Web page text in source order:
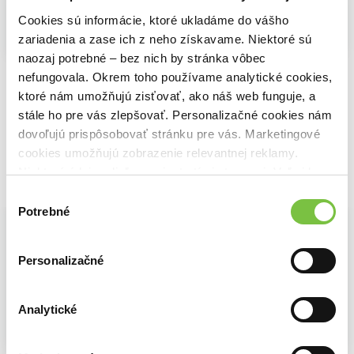
Cookies sú informácie, ktoré ukladáme do vášho
zariadenia a zase ich z neho získavame. Niektoré sú
naozaj potrebné – bez nich by stránka vôbec
nefungovala. Okrem toho používame analytické cookies,
ktoré nám umožňujú zisťovať, ako náš web funguje, a
stále ho pre vás zlepšovať. Personalizačné cookies nám
dovoľujú prispôsobovať stránku pre vás. Marketingové
cookies umožňujú zobrazenie relevantnej reklamy.
Niektoré údaje zdieľame aj s tretími stranami. Veľmi by
cookies.
súhlasu
Potrebné
Personalizačné
Analytické
Na sklade
Keď opadne voda
Jorn Lier Horst
12,90€
Na sklade
Bod nula
Jorn Lier Horst,Thomas Enger
11,20€
Na sklade
Zmiznutie Felicie
Jorn Lier Horst
12,90€